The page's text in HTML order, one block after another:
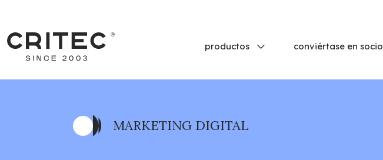
productos conviértase en socio
MARKETING DIGITAL